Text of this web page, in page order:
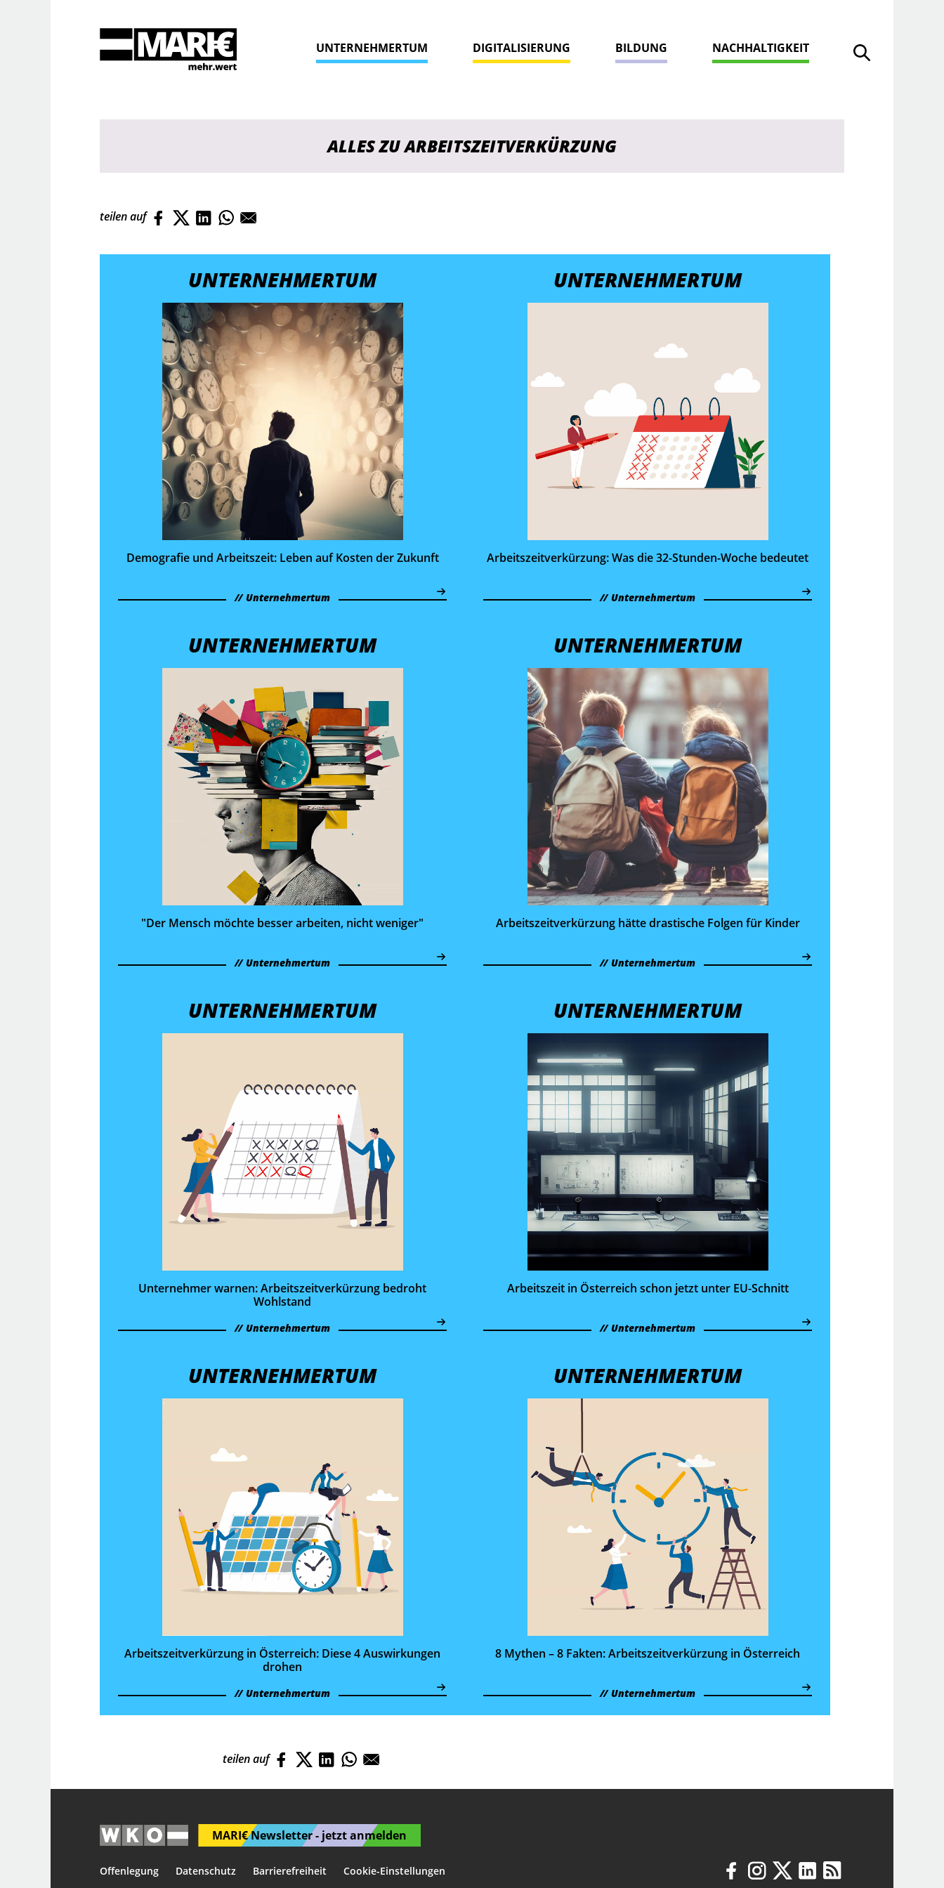
Suche öffnen
Suche
UNTERNEHMERTUM DIGITALISIERUNG BILDUNG NACHHALTIGKEIT
ALLES ZU ARBEITSZEIT­VERKÜRZUNG
teilen auf
UNTERNEHMERTUM
Demografie und Arbeitszeit: Leben auf Kosten der Zukunft
Unternehmertum
UNTERNEHMERTUM
Arbeitszeit­verkürzung: Was die 32-Stunden-Woche bedeutet
Unternehmertum
UNTERNEHMERTUM
"Der Mensch möchte besser arbeiten, nicht weniger"
Unternehmertum
UNTERNEHMERTUM
Arbeitszeit­verkürzung hätte drastische Folgen für Kinder
Unternehmertum
UNTERNEHMERTUM
Unternehmer warnen: Arbeitszeit­verkürzung bedroht
Wohlstand
Unternehmertum
UNTERNEHMERTUM
Arbeitszeit in Österreich schon jetzt unter EU-Schnitt
Unternehmertum
UNTERNEHMERTUM
Arbeitszeit­verkürzung in Österreich: Diese 4 Auswirkungen
drohen
Unternehmertum
UNTERNEHMERTUM
8 Mythen – 8 Fakten: Arbeitszeit­verkürzung in Österreich
Unternehmertum
teilen auf
MARI€ Newsletter - jetzt anmelden
Offenlegung Datenschutz Barrierefreiheit Cookie-Einstellungen